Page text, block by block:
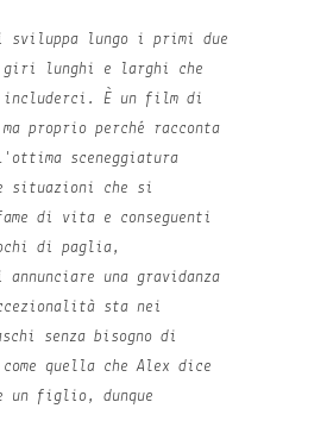
lungo i primi due
lunghi e larghi che
includerci. È un film di
proprio perché racconta
sceneggiatura
situazioni che si
di vita e conseguenti
di paglia,
una gravidanza
sta nei
senza bisogno di
quella che Alex dice
un figlio, dunque